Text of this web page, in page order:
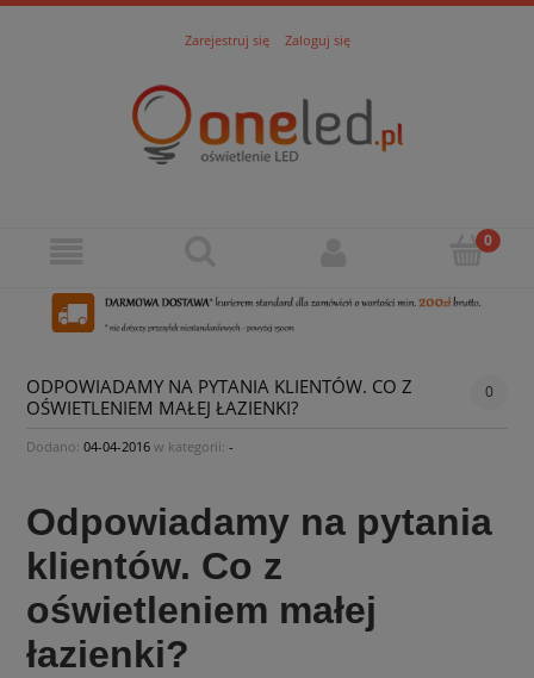
Zarejestruj się Zaloguj się
ODPOWIADAMY NA PYTANIA KLIENTÓW. CO Z
OŚWIETLENIEM MAŁEJ ŁAZIENKI?
0
Dodano: 04-04-2016 w kategorii: -
Odpowiadamy na pytania
klientów. Co z
oświetleniem małej
łazienki?